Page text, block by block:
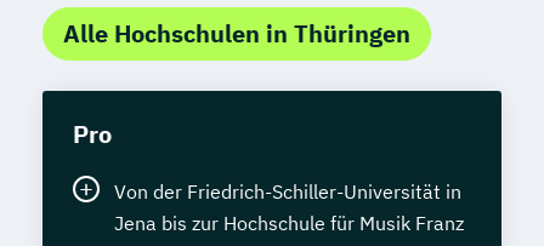
Alle Hochschulen in Thüringen
Pro
Von der Friedrich-Schiller-Universität in
Jena bis zur Hochschule für Musik Franz